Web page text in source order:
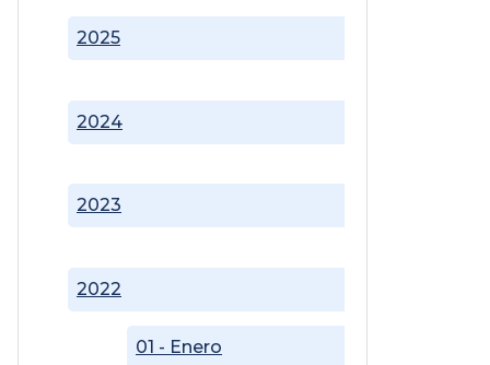
2022
01 - Enero
2023
2024
2025